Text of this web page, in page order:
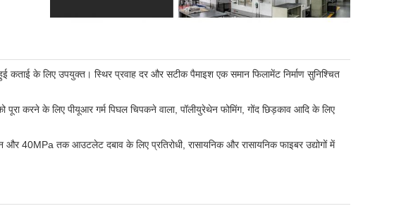
कताई के लिए उपयुक्त। स्थिर प्रवाह दर और सटीक पैमाइश एक समान फिलामेंट निर्माण सुनिश्चित
करने के लिए पीयूआर गर्म पिघल चिपकने वाला, पॉलीयुरेथेन फोमिंग, गोंद छिड़काव आदि के लिए
40MPa तक आउटलेट दबाव के लिए प्रतिरोधी, रासायनिक और रासायनिक फाइबर उद्योगों में